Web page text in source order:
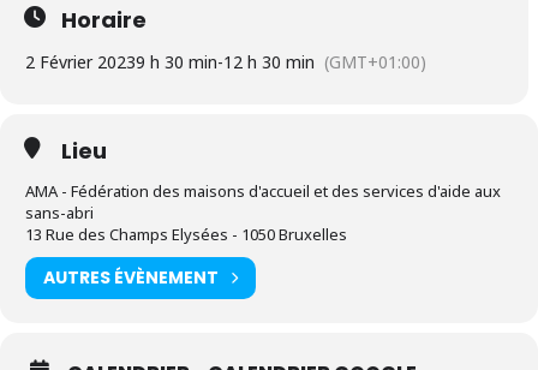
Horaire
2 Février 20239 h 30 min-12 h 30 min (GMT+01:00)
Lieu
AMA - Fédération des maisons d'accueil et des services d'aide aux
sans-abri
13 Rue des Champs Elysées - 1050 Bruxelles
AUTRES ÉVÈNEMENT